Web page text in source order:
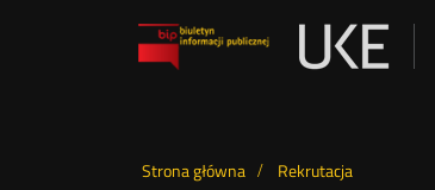
Wyszukiwarka
Strona główna Rekrutacja